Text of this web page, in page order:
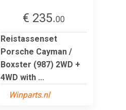
€ 235.00
Reistassenset
Porsche Cayman /
Boxster (987) 2WD +
4WD with ...
Winparts.nl